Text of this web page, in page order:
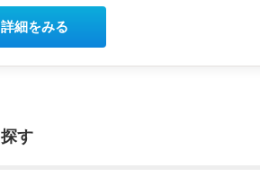
詳細をみる
す